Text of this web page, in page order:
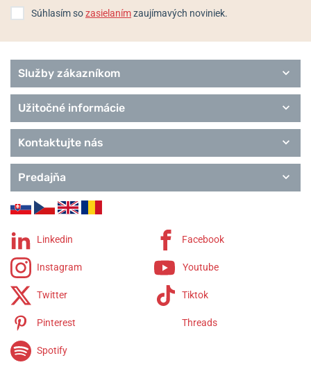
Metropolitan Donnissima
Vintage Classic
Súhlasím sozasielanímzaujímavých noviniek.
Služby zákazníkom
Užitočné informácie
Kontaktujte nás
Predajňa
Linkedin Facebook
Instagram Youtube
Twitter Tiktok
Pinterest Threads
Spotify